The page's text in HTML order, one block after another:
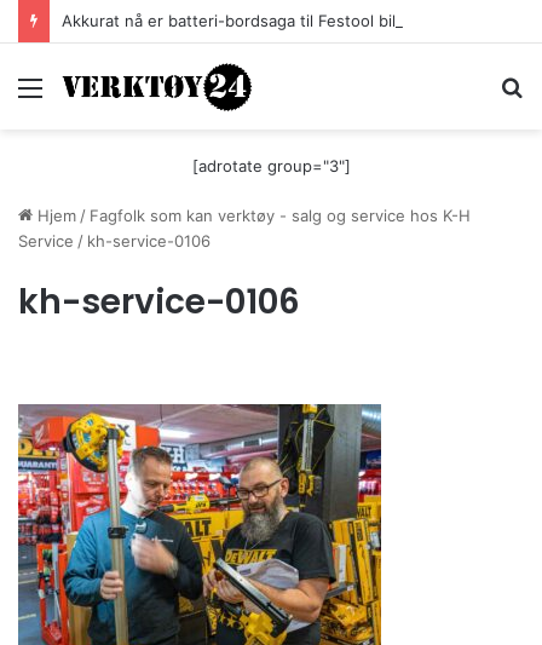
Akkurat nå er batteri-bordsaga til Festool billigere
Meny
[adrotate group="3"]
Hjem / Fagfolk som kan verktøy - salg og service hos K-H
Service / kh-service-0106
kh-service-0106